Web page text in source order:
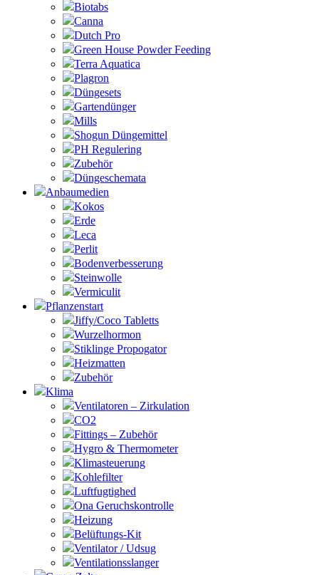
Biotabs
Canna
Dutch Pro
Green House Powder Feeding
Terra Aquatica
Plagron
Düngesets
Gartendünger
Mills
Shogun Düngemittel
PH Regulering
Zubehör
Düngeschemata
Anbaumedien
Kokos
Erde
Leca
Perlit
Bodenverbesserung
Steinwolle
Vermiculit
Pflanzenstart
Jiffy/Coco Tabletts
Wurzelhormon
Stiklinge Propogator
Heizmatten
Zubehör
Klima
Ventilatoren – Zirkulation
CO2
Fittings – Zubehör
Hygro & Thermometer
Klimasteuerung
Kohlefilter
Luftfugtighed
Ona Geruchskontrolle
Heizung
Belüftungs-Kit
Ventilator / Udsug
Ventilationsslanger